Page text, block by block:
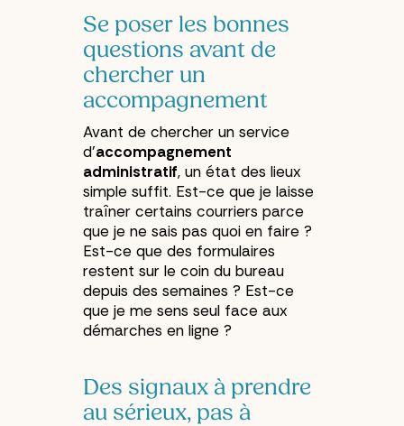
Se poser les bonnes
questions avant de
chercher un
accompagnement
Avant de chercher un service
d’accompagnement
administratif, un état des lieux
simple suffit. Est-ce que je laisse
traîner certains courriers parce
que je ne sais pas quoi en faire ?
Est-ce que des formulaires
restent sur le coin du bureau
depuis des semaines ? Est-ce
que je me sens seul face aux
démarches en ligne ?
Des signaux à prendre
au sérieux, pas à